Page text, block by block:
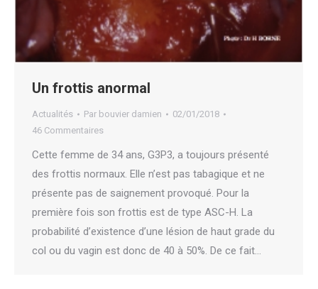
Un frottis anormal
Actualités Par bouvier damien
02/01/2018
46 Commentaires
Cette femme de 34 ans, G3P3, a toujours présenté
des frottis normaux. Elle n’est pas tabagique et ne
présente pas de saignement provoqué. Pour la
première fois son frottis est de type ASC-H. La
probabilité d’existence d’une lésion de haut grade du
col ou du vagin est donc de 40 à 50%. De ce fait…